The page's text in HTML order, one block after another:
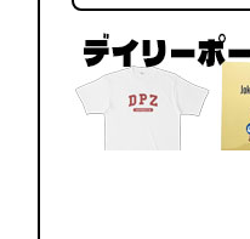
っかりデ
(デイリー
現役、コ
(08.03